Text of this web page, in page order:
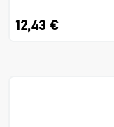
12,43 €